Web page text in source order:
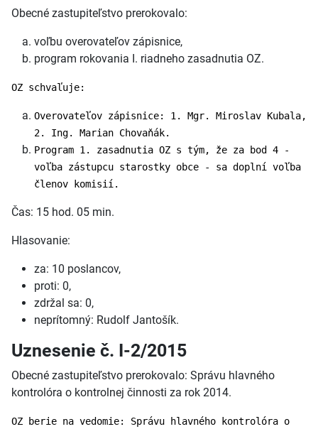
Obecné zastupiteľstvo prerokovalo:
voľbu overovateľov zápisnice,
program rokovania I. riadneho zasadnutia OZ.
OZ schvaľuje:
Overovateľov zápisnice: 1. Mgr. Miroslav Kubala,
2. Ing. Marian Chovaňák.
Program 1. zasadnutia OZ s tým, že za bod 4 -
voľba zástupcu starostky obce - sa doplní voľba
členov komisií.
Čas: 15 hod. 05 min.
Hlasovanie:
za: 10 poslancov,
proti: 0,
zdržal sa: 0,
neprítomný: Rudolf Jantošík.
Uznesenie č. I-2/2015
Obecné zastupiteľstvo prerokovalo: Správu hlavného
kontrolóra o kontrolnej činnosti za rok 2014.
OZ berie na vedomie: Správu hlavného kontrolóra o